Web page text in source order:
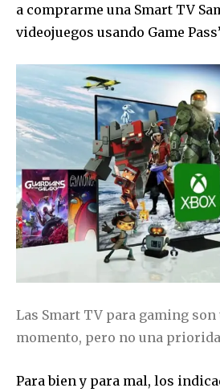
a comprarme una Smart TV
videojuegos usando Game
Las Smart TV para gaming
momento, pero no una
Para bien y para mal, los